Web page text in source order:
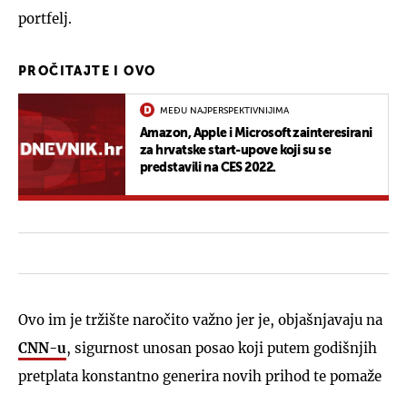
portfelj.
PROČITAJTE I OVO
MEĐU NAJPERSPEKTIVNIJIMA
Amazon, Apple i Microsoft zainteresirani
za hrvatske start-upove koji su se
predstavili na CES 2022.
Ovo im je tržište naročito važno jer je, objašnjavaju na
CNN-u, sigurnost unosan posao koji putem godišnjih
pretplata konstantno generira novih prihod te pomaže